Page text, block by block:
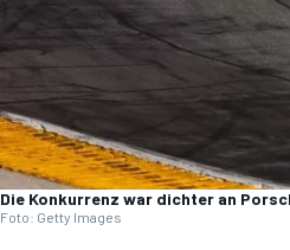
DTM
Die Konkurrenz war dichter an
Foto: Getty Images